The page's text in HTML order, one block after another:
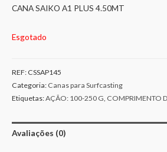
CANA SAIKO A1 PLUS 4.50MT
Esgotado
REF: CSSAP145
Categoria: Canas para Surfcasting
Etiquetas:AÇÃO: 100-250 G, COMPRIMENTO
Avaliações (0)